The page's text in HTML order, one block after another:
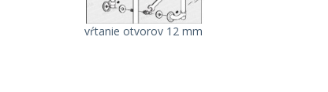
vŕtanie otvorov 12 mm